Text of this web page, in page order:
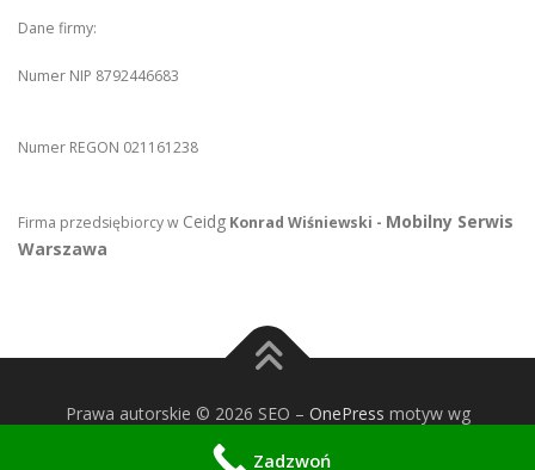
Dane firmy:
Numer NIP 8792446683
Numer REGON 021161238
Firma przedsiębiorcy w Ceidg Konrad Wiśniewski - Mobilny Serwis
Warszawa
Prawa autorskie © 2026 SEO – OnePress motyw wg
FameThemes
Zadzwoń